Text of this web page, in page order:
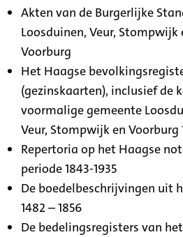
Akten van de Burgerlijke
Loosduinen, Veur, Stompwijk
Voorburg
Het Haagse
(gezinskaarten), inclusief de
voormalige gemeente
Veur, Stompwijk en Voorburg
Repertoria op het Haagse
periode 1843-1935
De boedelbeschrijvingen uit
1482 – 1856
De bedelingsregisters van